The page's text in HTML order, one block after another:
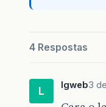
4 Respostas
L lgweb3